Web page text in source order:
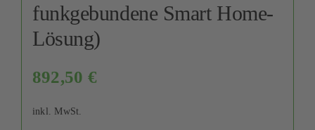
funkgebundene Smart Home-
Lösung)
892,50 €
inkl. MwSt.